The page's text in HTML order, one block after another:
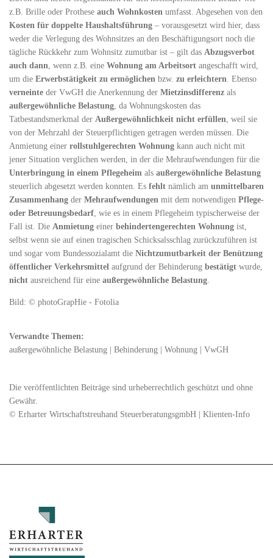
z.B. Brille oder Prothese auch Wohnkosten umfasst. Abgesehen von den
Kosten für doppelte Haushaltsführung – vorausgesetzt wird hier, dass
weder die Verlegung des Wohnsitzes an den Beschäftigungsort noch die
tägliche Rückkehr zum Wohnsitz zumutbar ist – gilt das Abzugsverbot
auch dann, wenn z.B. eine Wohnung am Arbeitsort angeschafft wird,
um die Erwerbstätigkeit zu ermöglichen bzw. zu erleichtern. Ebenso
verneinte der VwGH die Anerkennung der Mietzinsdifferenz als
außergewöhnliche Belastung, da Wohnungskosten das
Tatbestandsmerkmal der Außergewöhnlichkeit nicht erfüllen, weil sie
von der Mehrzahl der Steuerpflichtigen getragen werden müssen. Die
Anmietung einer rollstuhlgerechten Wohnung kann auch nicht mit
jener Situation verglichen werden, in der die Mehraufwendungen für die
Unterbringung in einem Pflegeheim als außergewöhnliche Belastung
steuerlich abgesetzt werden konnten. Es fehlt nämlich am unmittelbaren
Zusammenhang der Mehraufwendungen mit dem notwendigen Pflege-
oder Betreuungsbedarf, wie es in einem Pflegeheim typischerweise der
Fall ist. Die Anmietung einer behindertengerechten Wohnung ist,
selbst wenn sie auf einen tragischen Schicksalsschlag zurückzuführen ist
und sogar vom Bundessozialamt die Nichtzumutbarkeit der Benützung
öffentlicher Verkehrsmittel aufgrund der Behinderung bestätigt wurde,
nicht ausreichend für eine außergewöhnliche Belastung.
Bild: © photoGrapHie - Fotolia
Verwandte Themen:
außergewöhnliche Belastung
Behinderung Wohnung VwGH
Die veröffentlichten Beiträge sind urheberrechtlich geschützt und ohne
Gewähr.
© Erharter Wirtschaftstreuhand SteuerberatungsgmbH | Klienten-Info